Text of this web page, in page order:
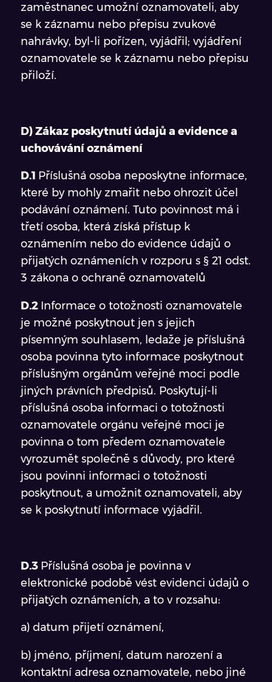
zaměstnanec umožní oznamovateli, aby
se k záznamu nebo přepisu zvukové
nahrávky, byl-li pořízen, vyjádřil; vyjádření
oznamovatele se k záznamu nebo přepisu
přiloží.
D) Zákaz poskytnutí údajů a evidence a
uchovávání oznámení
D.1 Příslušná osoba neposkytne informace,
které by mohly zmařit nebo ohrozit účel
podávání oznámení. Tuto povinnost má i
třetí osoba, která získá přístup k
oznámením nebo do evidence údajů o
přijatých oznámeních v rozporu s § 21 odst.
3 zákona o ochraně oznamovatelů
D.2 Informace o totožnosti oznamovatele
je možné poskytnout jen s jejich
písemným souhlasem, ledaže je příslušná
osoba povinna tyto informace poskytnout
příslušným orgánům veřejné moci podle
jiných právních předpisů. Poskytují-li
příslušná osoba informaci o totožnosti
oznamovatele orgánu veřejné moci je
povinna o tom předem oznamovatele
vyrozumět společně s důvody, pro které
jsou povinni informaci o totožnosti
poskytnout, a umožnit oznamovateli, aby
se k poskytnutí informace vyjádřil.
D.3 Příslušná osoba je povinna v
elektronické podobě vést evidenci údajů o
přijatých oznámeních, a to v rozsahu:
a) datum přijetí oznámení,
b) jméno, příjmení, datum narození a
kontaktní adresa oznamovatele, nebo jiné